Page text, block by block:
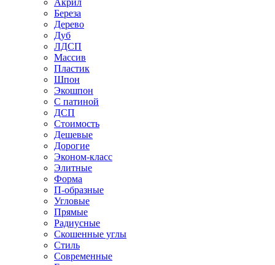
Акрил
Береза
Дерево
Дуб
ЛДСП
Массив
Пластик
Шпон
Экошпон
С патиной
ДСП
Стоимость
Дешевые
Дорогие
Эконом-класс
Элитные
Форма
П-образные
Угловые
Прямые
Радиусные
Скошенные углы
Стиль
Современные